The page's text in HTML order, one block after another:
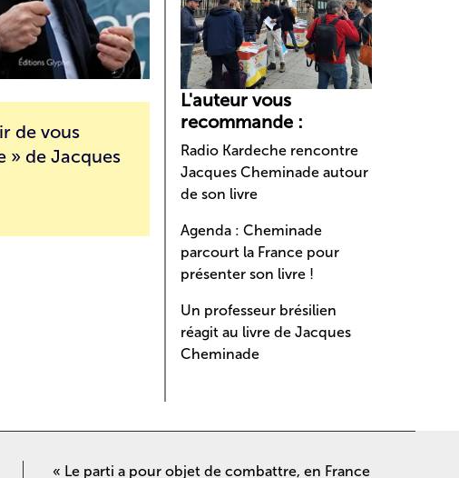
de vous
» de Jacques
L'auteur vous
recommande :
Radio Kardeche rencontre
Jacques Cheminade autour
de son livre
Agenda : Cheminade
parcourt la France pour
présenter son livre !
Un professeur brésilien
réagit au livre de Jacques
Cheminade
« Le parti a pour objet de combattre, en France